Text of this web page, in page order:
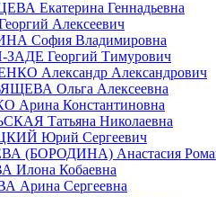
Екатерина Геннадьевна
Алексеевич
София Владимировна
Георгий Тимурович
Александр Александрович
Ольга Алексеевна
Арина Константиновна
Татьяна Николаевна
Юрий Сергеевич
(БОРОДИНА) Анастасия
Илона Кобаевна
Арина Сергеевна